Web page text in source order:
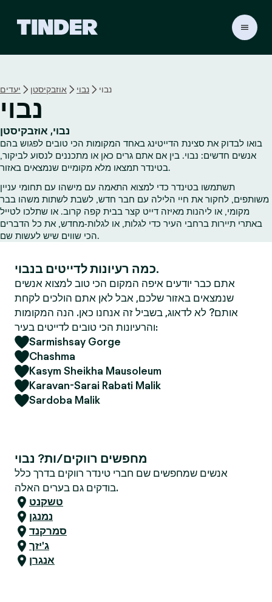
ת
י
נ
ד
יעדים אוזבקיסטן נבוי נבוי
נבוי
נבוי, אוזבקיסטן
בואו לבדוק את סצינת הדייטינג באחד המקומות הכי טובים לפגוש בהם
אנשים חדשים: נבוי. בין אם אתם גרים כאן או מתכננים לנסוע לביקור,
בטינדר תמצאו מלא מקומיים שנמצאים באזור.
תשתמשו בטינדר כדי למצוא התאמה עם מישהו עם תחומי עניין
משותפים, לחקור את חיי הלילה עם חבר חדש, לשבת לשתות משהו בבר
מקומי, או ליהנות מאיזה דייט קצר בבית קפה קרוב. או שתלכו לטייל
באתרי תיירות ברחבי העיר כדי לגלות, או לגלות‑מחדש, את כל הדברים
הכי שווים שיש לעשות שם.
כמה רעיונות לדייטים בנבוי.
אתם כבר יודעים איפה המקום הכי טוב למצוא אנשים
שנמצאים באזור שלכם, אבל לאן אתם הולכים לקחת
אותם? לא לדאוג, בשביל זה אנחנו כאן. הנה המקומות
והרעיונות הכי טובים לדייטים בעיר:
Sarmishsay Gorge
Chashma
Kasym Sheikha Mausoleum
Karavan-Sarai Rabati Malik
Sardoba Malik
מחפשים רווקים/ות? נבוי
אנשים שמחפשים שם חברי טינדר רווקים בדרך כלל
בודקים גם בערים האלה.
טשקנט
נמנגן
סמרקנד
ג'יזך
אנגרן